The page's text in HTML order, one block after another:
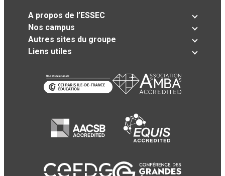
A propos de l’ESSEC
Nos campus
Autres sites du groupe
Liens utiles